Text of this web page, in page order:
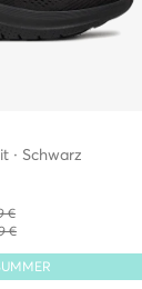
· Schwarz
€
€